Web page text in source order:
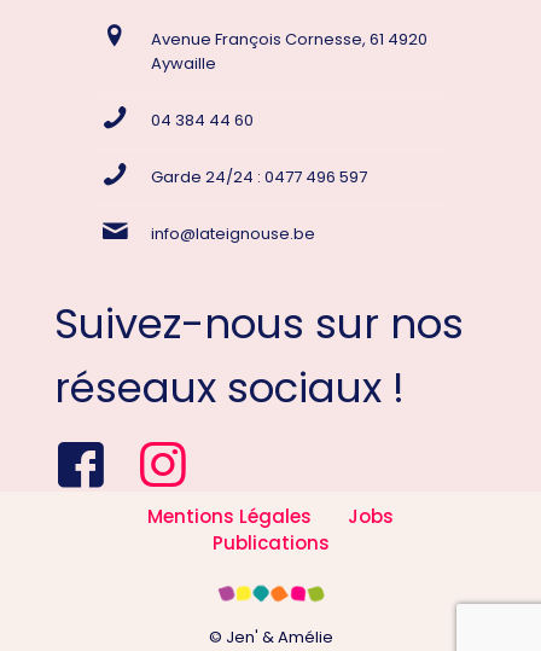
Avenue François Cornesse, 61 4920
Aywaille
04 384 44 60
Garde 24/24 : 0477 496 597
info@lateignouse.be
Suivez-nous sur nos
réseaux sociaux !
Mentions Légales
Jobs
Publications
© Jen' & Amélie